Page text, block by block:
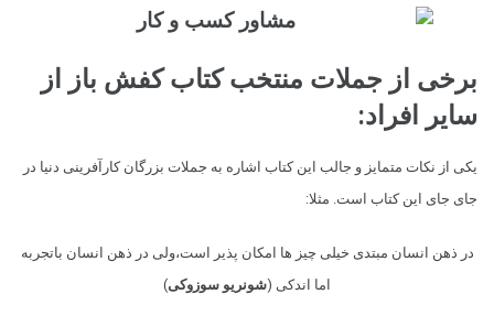
برخی از جملات منتخب کتاب کفش باز از
سایر افراد:
یکی از نکات متمایز و جالب این کتاب اشاره به جملات بزرگان کارآفرینی دنیا در
جای جای این کتاب است. مثلا:
در ذهن انسان مبتدی خیلی چیز ها امکان پذیر است،ولی در ذهن انسان باتجربه
اما اندکی (شونریو سوزوکی)